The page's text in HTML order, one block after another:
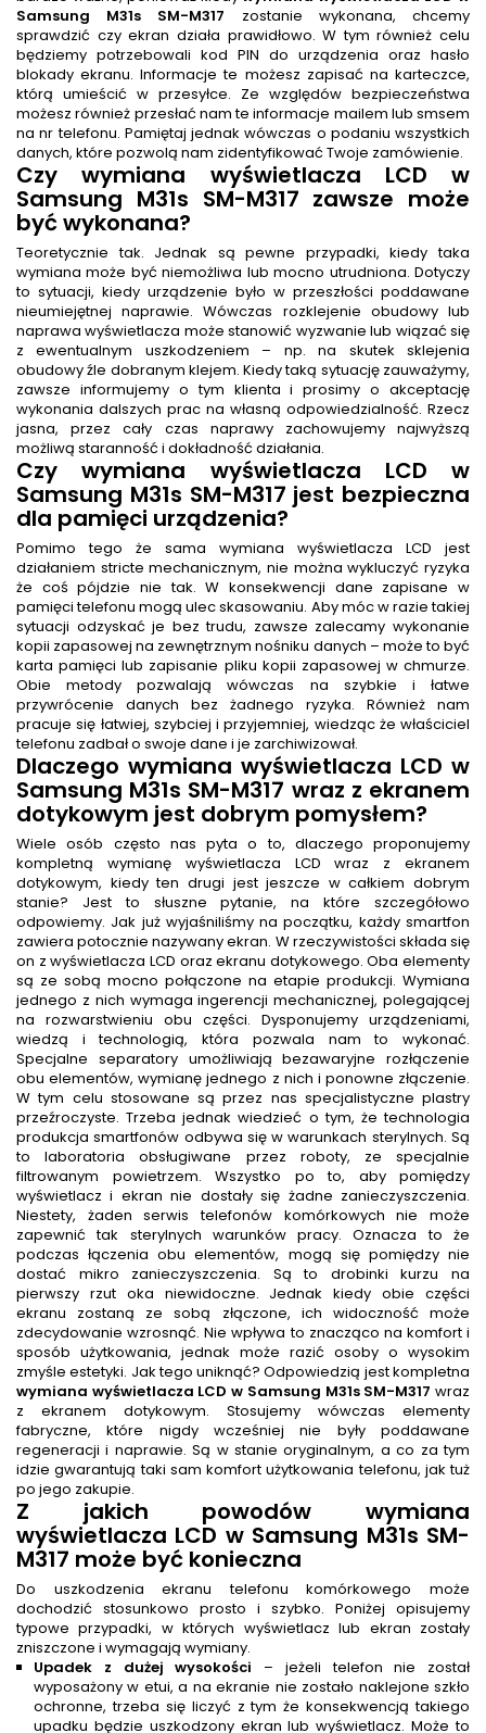
Samsung M31s SM-M317 zostanie wykonana, chcemy
sprawdzić czy ekran działa prawidłowo. W tym również celu
będziemy potrzebowali kod PIN do urządzenia oraz hasło
blokady ekranu. Informacje te możesz zapisać na karteczce,
którą umieścić w przesyłce. Ze względów bezpieczeństwa
możesz również przesłać nam te informacje mailem lub smsem
na nr telefonu. Pamiętaj jednak wówczas o podaniu wszystkich
danych, które pozwolą nam zidentyfikować Twoje zamówienie.
Czy wymiana wyświetlacza LCD w
Samsung M31s SM-M317 zawsze może
być wykonana?
Teoretycznie tak. Jednak są pewne przypadki, kiedy taka
wymiana może być niemożliwa lub mocno utrudniona. Dotyczy
to sytuacji, kiedy urządzenie było w przeszłości poddawane
nieumiejętnej naprawie. Wówczas rozklejenie obudowy lub
naprawa wyświetlacza może stanowić wyzwanie lub wiązać się
z ewentualnym uszkodzeniem – np. na skutek sklejenia
obudowy źle dobranym klejem. Kiedy taką sytuację zauważymy,
zawsze informujemy o tym klienta i prosimy o akceptację
wykonania dalszych prac na własną odpowiedzialność. Rzecz
jasna, przez cały czas naprawy zachowujemy najwyższą
możliwą staranność i dokładność działania.
Czy wymiana wyświetlacza LCD w
Samsung M31s SM-M317 jest bezpieczna
dla pamięci urządzenia?
Pomimo tego że sama wymiana wyświetlacza LCD jest
działaniem stricte mechanicznym, nie można wykluczyć ryzyka
że coś pójdzie nie tak. W konsekwencji dane zapisane w
pamięci telefonu mogą ulec skasowaniu. Aby móc w razie takiej
sytuacji odzyskać je bez trudu, zawsze zalecamy wykonanie
kopii zapasowej na zewnętrznym nośniku danych – może to być
karta pamięci lub zapisanie pliku kopii zapasowej w chmurze.
Obie metody pozwalają wówczas na szybkie i łatwe
przywrócenie danych bez żadnego ryzyka. Również nam
pracuje się łatwiej, szybciej i przyjemniej, wiedząc że właściciel
telefonu zadbał o swoje dane i je zarchiwizował.
Dlaczego wymiana wyświetlacza LCD w
Samsung M31s SM-M317 wraz z ekranem
dotykowym jest dobrym pomysłem?
Wiele osób często nas pyta o to, dlaczego proponujemy
kompletną wymianę wyświetlacza LCD wraz z ekranem
dotykowym, kiedy ten drugi jest jeszcze w całkiem dobrym
stanie? Jest to słuszne pytanie, na które szczegółowo
odpowiemy. Jak już wyjaśniliśmy na początku, każdy smartfon
zawiera potocznie nazywany ekran. W rzeczywistości składa się
on z wyświetlacza LCD oraz ekranu dotykowego. Oba elementy
są ze sobą mocno połączone na etapie produkcji. Wymiana
jednego z nich wymaga ingerencji mechanicznej, polegającej
na rozwarstwieniu obu części. Dysponujemy urządzeniami,
wiedzą i technologią, która pozwala nam to wykonać.
Specjalne separatory umożliwiają bezawaryjne rozłączenie
obu elementów, wymianę jednego z nich i ponowne złączenie.
W tym celu stosowane są przez nas specjalistyczne plastry
przeźroczyste. Trzeba jednak wiedzieć o tym, że technologia
produkcja smartfonów odbywa się w warunkach sterylnych. Są
to laboratoria obsługiwane przez roboty, ze specjalnie
filtrowanym powietrzem. Wszystko po to, aby pomiędzy
wyświetlacz i ekran nie dostały się żadne zanieczyszczenia.
Niestety, żaden serwis telefonów komórkowych nie może
zapewnić tak sterylnych warunków pracy. Oznacza to że
podczas łączenia obu elementów, mogą się pomiędzy nie
dostać mikro zanieczyszczenia. Są to drobinki kurzu na
pierwszy rzut oka niewidoczne. Jednak kiedy obie części
ekranu zostaną ze sobą złączone, ich widoczność może
zdecydowanie wzrosnąć. Nie wpływa to znacząco na komfort i
sposób użytkowania, jednak może razić osoby o wysokim
zmyśle estetyki. Jak tego uniknąć? Odpowiedzią jest kompletna
wymiana wyświetlacza LCD w Samsung M31s SM-M317 wraz
z ekranem dotykowym. Stosujemy wówczas elementy
fabryczne, które nigdy wcześniej nie były poddawane
regeneracji i naprawie. Są w stanie oryginalnym, a co za tym
idzie gwarantują taki sam komfort użytkowania telefonu, jak tuż
po jego zakupie.
Z jakich powodów wymiana
wyświetlacza LCD w Samsung M31s SM-
M317 może być konieczna
Do uszkodzenia ekranu telefonu komórkowego może
dochodzić stosunkowo prosto i szybko. Poniżej opisujemy
typowe przypadki, w których wyświetlacz lub ekran zostały
zniszczone i wymagają wymiany.
Upadek z dużej wysokości – jeżeli telefon nie został
wyposażony w etui, a na ekranie nie zostało naklejone szkło
ochronne, trzeba się liczyć z tym że konsekwencją takiego
upadku będzie uszkodzony ekran lub wyświetlacz. Może to